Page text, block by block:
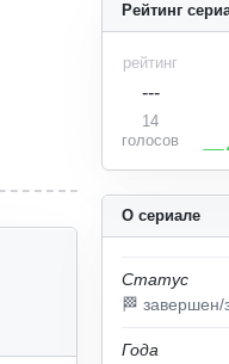
О сериале
Статус
🏁 завершен/
Года
Рейтинг
рейтинг
---
14
голосов